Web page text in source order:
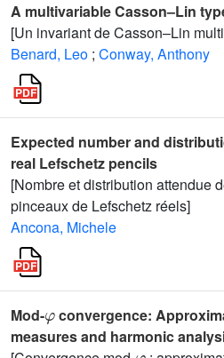
A multivariable Casson–Lin
[Un invariant de Casson–Lin
Benard, Leo ; Conway, Anthony
Expected number and
real Lefschetz pencils
[Nombre et distribution attendue
pinceaux de Lefschetz réels]
Ancona, Michele
Mod-
convergence:
measures and harmonic
φ